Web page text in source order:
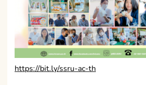
https://bit.ly/ssru-ac-th